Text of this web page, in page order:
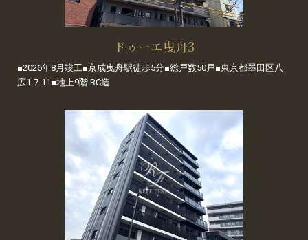
ドゥーエ曳舟3
■2026年8月竣工■京成曳舟駅徒歩5分■総戸数50戸■東京都墨田区八
広1-7-11■地上9階 RC造